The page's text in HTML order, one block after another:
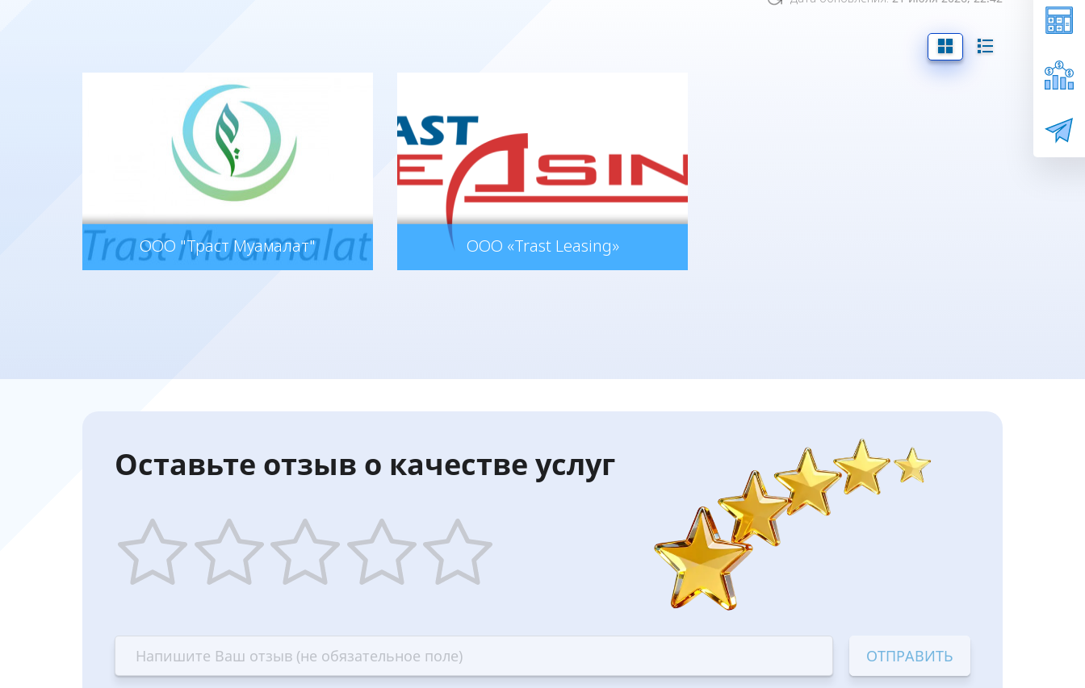
ООО "Траст Муамалат" ООО «Trast Leasing»
Оставьте отзыв о качестве услуг
Terrible
Bad
OK
Good
Excellent